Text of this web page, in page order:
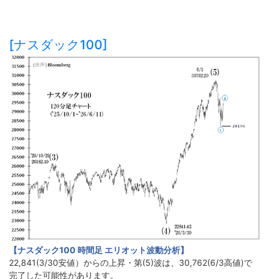
[ナスダック100]
【ナスダック100 時間足 エリオット波動分析】
22,841(3/30安値）からの上昇・第(5)波は、30,762(6/3高値)で
完了した可能性があります。